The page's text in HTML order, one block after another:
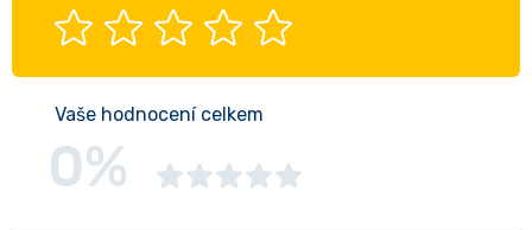
Vaše hodnocení celkem
0%